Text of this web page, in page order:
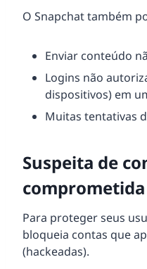
O Snapchat também
Enviar conteúdo
Logins não
dispositivos) em
Muitas tentativas
Suspeita de
comprometida
Para proteger seus
bloqueia contas que
(hackeadas).